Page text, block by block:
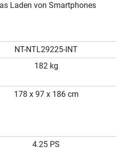
Laden von Smartphones
NT-NTL29225-INT
182 kg
178 x 97 x 186 cm
4.25 PS